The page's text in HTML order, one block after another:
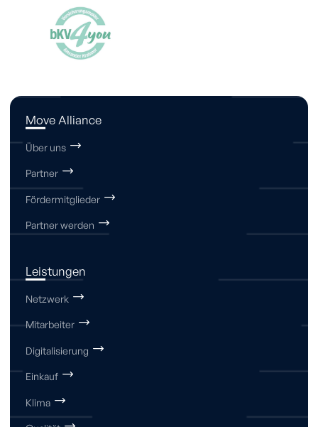
Move Alliance
Über uns
Partner
Fördermitglieder
Partner werden
Leistungen
Netzwerk
Mitarbeiter
Digitalisierung
Einkauf
Klima